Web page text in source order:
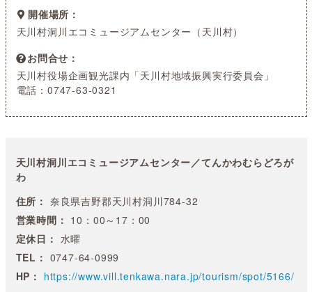
開催場所
天川村洞川エコミュージアムセンター（天川村）
お問合せ
天川村役場企画観光課内「天川村地域振興実行委員会」
電話：0747-63-0321
天川村洞川エコミュージアムセンター／てんかわむらどろが
わ
住所： 奈良県吉野郡天川村洞川784-32
営業時間： 10：00～17：00
定休日： 水曜
TEL： 0747-64-0999
HP： https://www.vill.tenkawa.nara.jp/tourism/spot/5166/